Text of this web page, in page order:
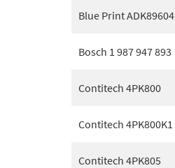
Blue Print ADK89604
Bosch 1 987 947 893
Contitech 4PK800
Contitech 4PK800K1
Contitech 4PK805